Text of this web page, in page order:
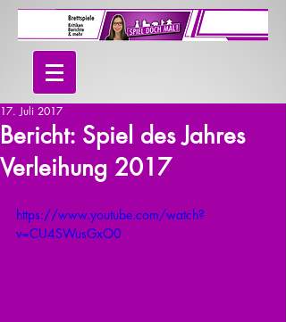
Bericht: Spiel des Jahres
Verleihung 2017
17. Juli 2017
https://www.youtube.com/watch?
v=CU4SWusGxO0